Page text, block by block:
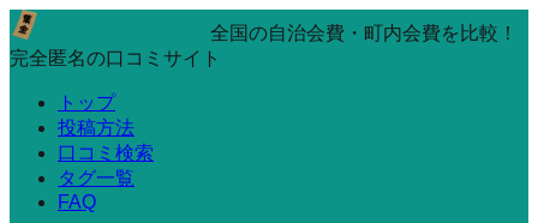
全国の自治会費・町内会費を比較！
完全匿名の口コミサイト
トップ
投稿方法
口コミ検索
タグ一覧
FAQ